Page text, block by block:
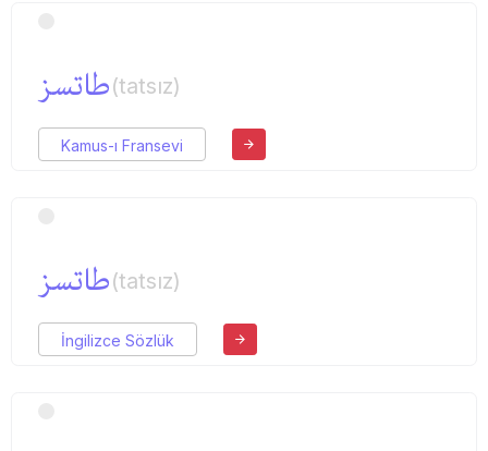
طاتسز(tatsız)
Kamus-ı Fransevi
طاتسز(tatsız)
İngilizce Sözlük